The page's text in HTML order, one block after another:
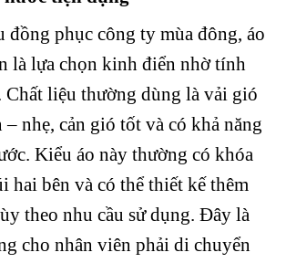
đồng phục công ty mùa đông, áo
là lựa chọn kinh điển nhờ tính
Chất liệu thường dùng là vải gió
nhẹ, cản gió tốt và có khả năng
Kiểu áo này thường có khóa
hai bên và có thể thiết kế thêm
theo nhu cầu sử dụng. Đây là
cho nhân viên phải di chuyển